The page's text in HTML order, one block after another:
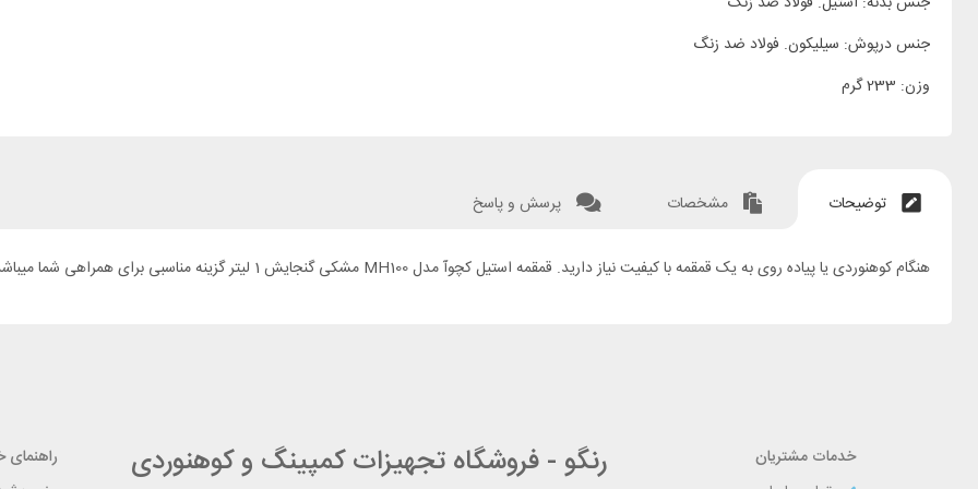
جنس درپوش: سیلیکون. فولاد ضد زنگ
وزن: 233 گرم
توضیحات مشخصات پرسش و پاسخ
هنگام کوهنوردی یا پیاده روی به یک قمقمه با کیفیت نیاز دارید. قمقمه استیل کچوآ مدل MH100 مشکی گنجایش 1 لیتر گزینه مناسبی برای همراهی شما میباشد.
خدمات مشتریان
رنگو - فروشگاه تجهیزات کمپینگ و کوهنوردی
راهنمای